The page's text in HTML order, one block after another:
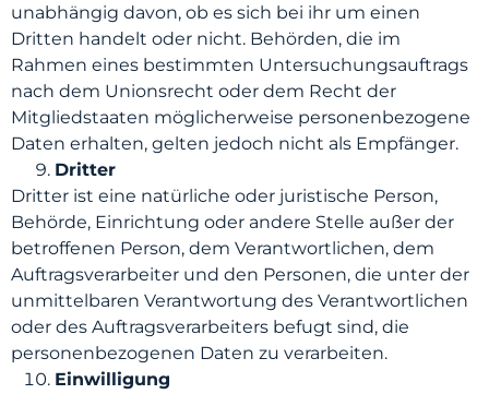
unabhängig davon, ob es sich bei ihr um einen
Dritten handelt oder nicht. Behörden, die im
Rahmen eines bestimmten Untersuchungsauftrags
nach dem Unionsrecht oder dem Recht der
Mitgliedstaaten möglicherweise personenbezogene
Daten erhalten, gelten jedoch nicht als Empfänger.
Dritter
Dritter ist eine natürliche oder juristische Person,
Behörde, Einrichtung oder andere Stelle außer der
betroffenen Person, dem Verantwortlichen, dem
Auftragsverarbeiter und den Personen, die unter der
unmittelbaren Verantwortung des Verantwortlichen
oder des Auftragsverarbeiters befugt sind, die
personenbezogenen Daten zu verarbeiten.
Einwilligung